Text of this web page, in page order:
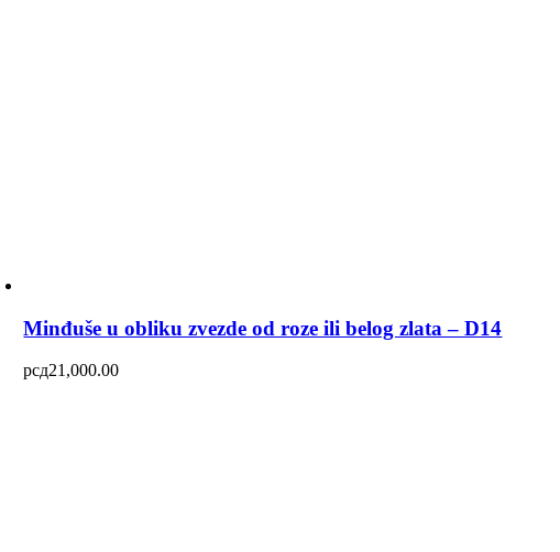
Minđuše u obliku zvezde od roze ili belog zlata – D14
рсд21,000.00